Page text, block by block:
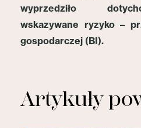
wyprzedziło
wskazywane ryzyko –
gospodarczej (BI).
Artykuły